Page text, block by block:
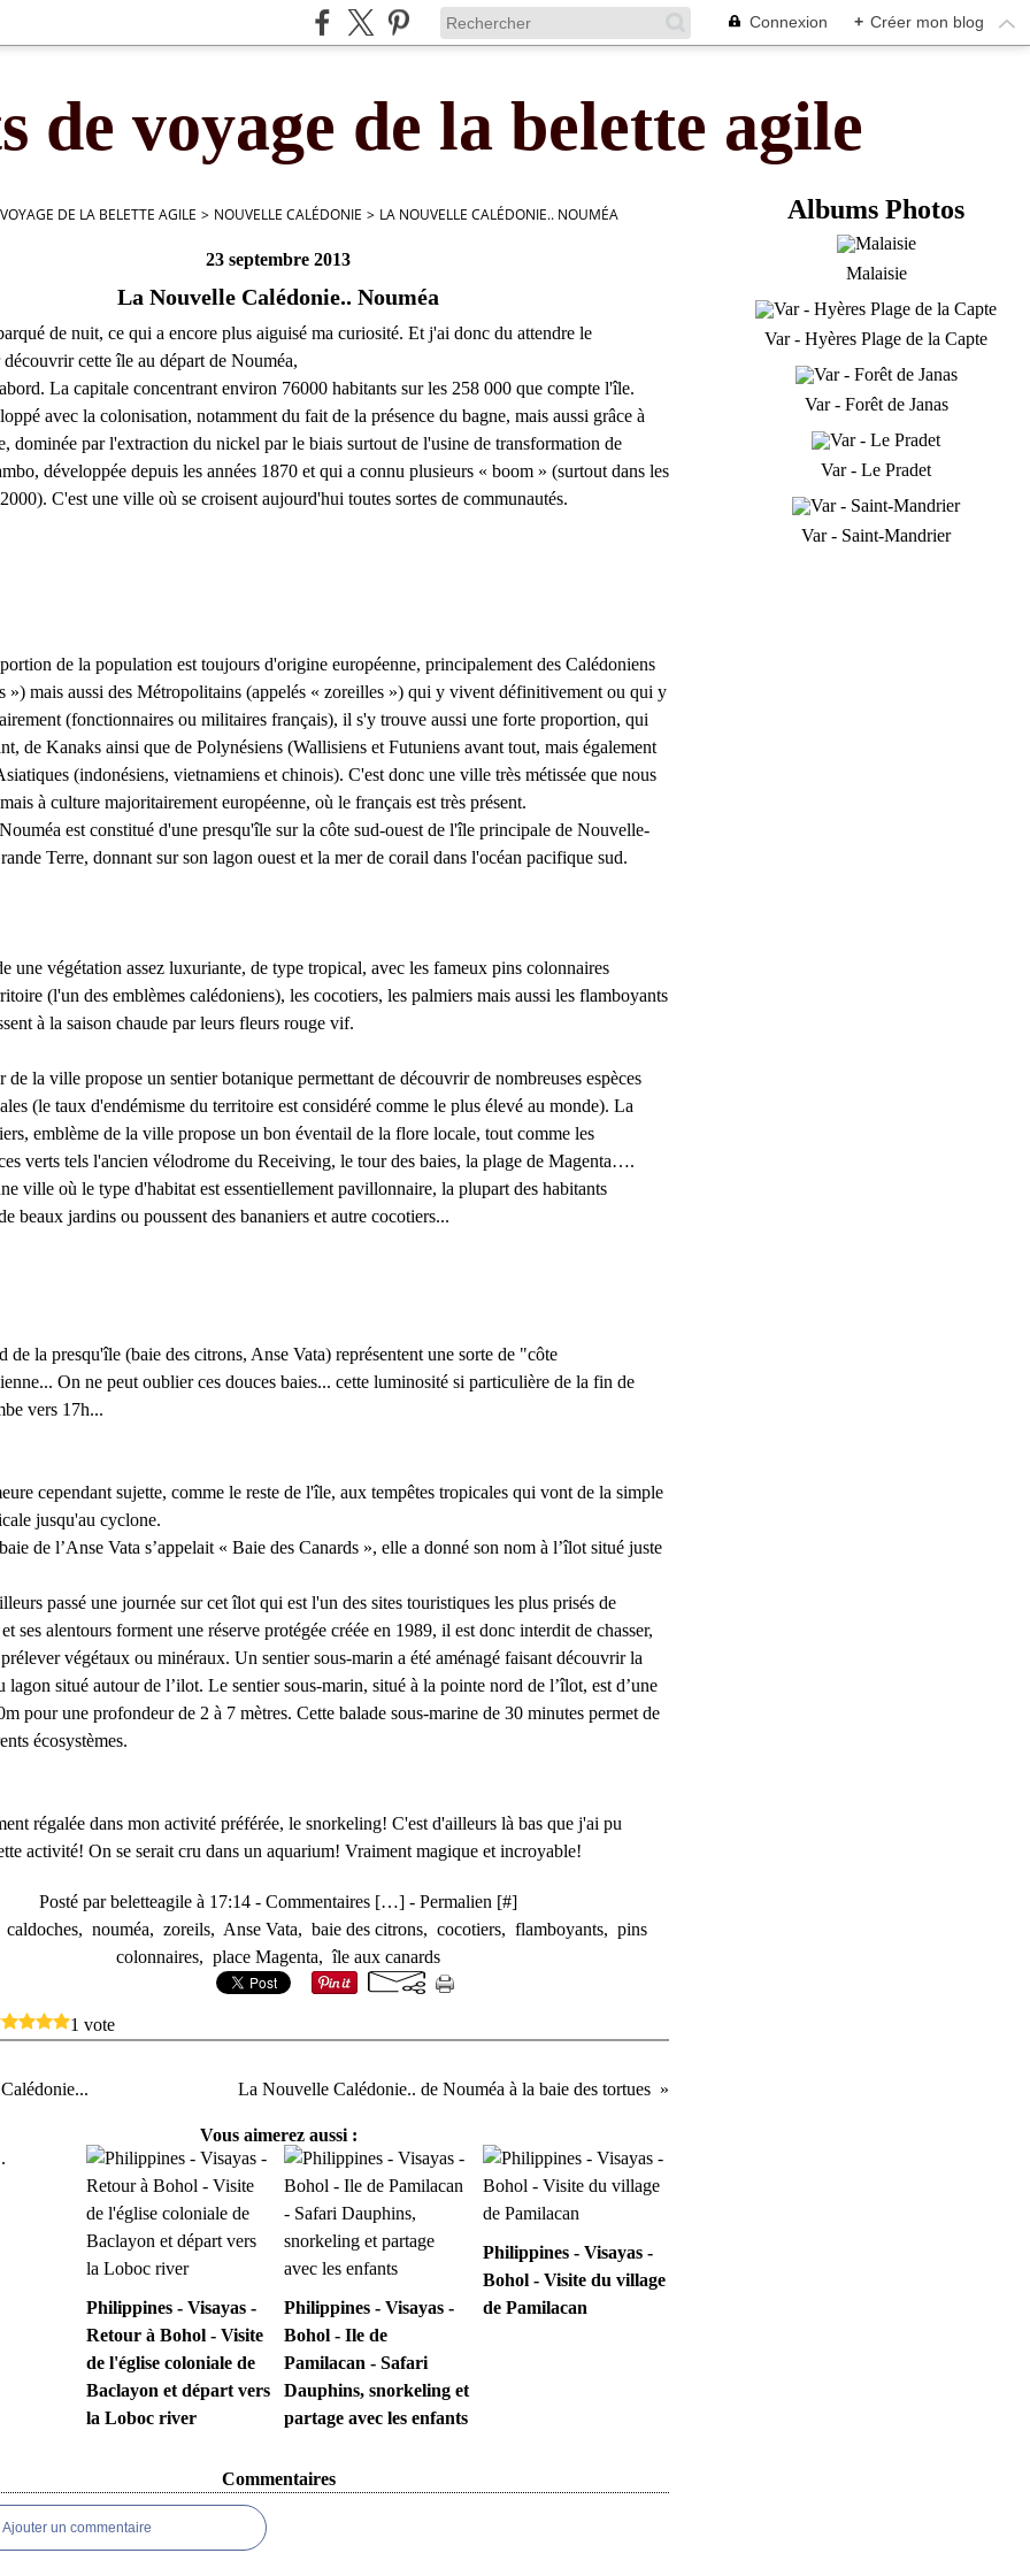
Connexion + Créer mon blog
de voyage de la belette agile
DE LA BELETTE AGILE > NOUVELLE CALÉDONIE > LA NOUVELLE CALÉDONIE.. NOUMÉA
23 septembre 2013
La Nouvelle Calédonie.. Nouméa
de nuit, ce qui a encore plus aiguisé ma curiosité. Et j'ai donc du attendre le
cette île au départ de Nouméa,
La capitale concentrant environ 76000 habitants sur les 258 000 que compte l'île.
avec la colonisation, notamment du fait de la présence du bagne, mais aussi grâce à
dominée par l'extraction du nickel par le biais surtout de l'usine de transformation de
développée depuis les années 1870 et qui a connu plusieurs « boom » (surtout dans les
C'est une ville où se croisent aujourd'hui toutes sortes de communautés.
de la population est toujours d'origine européenne, principalement des Calédoniens
») mais aussi des Métropolitains (appelés « zoreilles ») qui y vivent définitivement ou qui y
(fonctionnaires ou militaires français), il s'y trouve aussi une forte proportion, qui
de Kanaks ainsi que de Polynésiens (Wallisiens et Futuniens avant tout, mais également
(indonésiens, vietnamiens et chinois). C'est donc une ville très métissée que nous
à culture majoritairement européenne, où le français est très présent.
est constitué d'une presqu'île sur la côte sud-ouest de l'île principale de Nouvelle-
Terre, donnant sur son lagon ouest et la mer de corail dans l'océan pacifique sud.
une végétation assez luxuriante, de type tropical, avec les fameux pins colonnaires
(l'un des emblèmes calédoniens), les cocotiers, les palmiers mais aussi les flamboyants
à la saison chaude par leurs fleurs rouge vif.
de la ville propose un sentier botanique permettant de découvrir de nombreuses espèces
(le taux d'endémisme du territoire est considéré comme le plus élevé au monde). La
emblème de la ville propose un bon éventail de la flore locale, tout comme les
verts tels l'ancien vélodrome du Receiving, le tour des baies, la plage de Magenta….
ville où le type d'habitat est essentiellement pavillonnaire, la plupart des habitants
beaux jardins ou poussent des bananiers et autre cocotiers...
de la presqu'île (baie des citrons, Anse Vata) représentent une sorte de "côte
On ne peut oublier ces douces baies... cette luminosité si particulière de la fin de
vers 17h...
cependant sujette, comme le reste de l'île, aux tempêtes tropicales qui vont de la simple
jusqu'au cyclone.
de l’Anse Vata s’appelait « Baie des Canards », elle a donné son nom à l’îlot situé juste
passé une journée sur cet îlot qui est l'un des sites touristiques les plus prisés de
ses alentours forment une réserve protégée créée en 1989, il est donc interdit de chasser,
végétaux ou minéraux. Un sentier sous-marin a été aménagé faisant découvrir la
lagon situé autour de l’ilot. Le sentier sous-marin, situé à la pointe nord de l’îlot, est d’une
pour une profondeur de 2 à 7 mètres. Cette balade sous-marine de 30 minutes permet de
écosystèmes.
régalée dans mon activité préférée, le snorkeling! C'est d'ailleurs là bas que j'ai pu
activité! On se serait cru dans un aquarium! Vraiment magique et incroyable!
Posté par beletteagile à 17:14 - Commentaires […] - Permalien [#]
caldoches, nouméa, zoreils, Anse Vata, baie des citrons, cocotiers, flamboyants, pins
colonnaires, place Magenta,île aux canards
1 vote
La Nouvelle Calédonie.. de Nouméa à la baie des tortues
Vous aimerez aussi :
Philippines - Visayas -
Retour à Bohol - Visite
de l'église coloniale de
Baclayon et départ vers
la Loboc river
Philippines - Visayas -
Bohol - Ile de
Pamilacan - Safari
Dauphins, snorkeling et
partage avec les enfants
Philippines - Visayas -
Bohol - Visite du village
de Pamilacan
Commentaires
Ajouter un commentaire
Albums Photos
Malaisie
Var - Hyères Plage de la Capte
Var - Forêt de Janas
Var - Le Pradet
Var - Saint-Mandrier